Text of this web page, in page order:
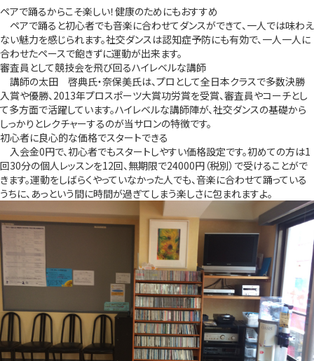
ペアで踊るからこそ楽しい！健康のためにもおすすめ
ペアで踊ると初心者でも音楽に合わせてダンスができて、一人では味わえ
ない魅力を感じられます。社交ダンスは認知症予防にも有効で、一人一人に
合わせたペースで飽きずに運動が出来ます。
審査員として競技会を飛び回るハイレベルな講師
講師の太田 啓典氏・奈保美氏は、プロとして全日本クラスで多数決勝
入賞や優勝、2013年プロスポーツ大賞功労賞を受賞、審査員やコーチとし
て多方面で活躍しています。ハイレベルな講師陣が、社交ダンスの基礎から
しっかりとレクチャーするのが当サロンの特徴です。
初心者に良心的な価格でスタートできる
入会金0円で、初心者でもスタートしやすい価格設定です。初めての方は1
回30分の個人レッスンを12回、無期限で24000円（税別）で受けることがで
きます。運動をしばらくやっていなかった人でも、音楽に合わせて踊っている
うちに、あっという間に時間が過ぎてしまう楽しさに包まれますよ。